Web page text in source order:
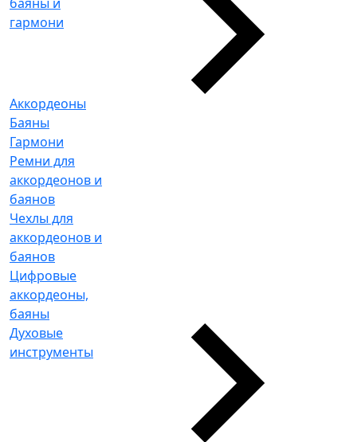
гармони
Аккордеоны
Баяны
Гармони
Ремни для
аккордеонов и
баянов
Чехлы для
аккордеонов и
баянов
Цифровые
аккордеоны,
баяны
Духовые
инструменты